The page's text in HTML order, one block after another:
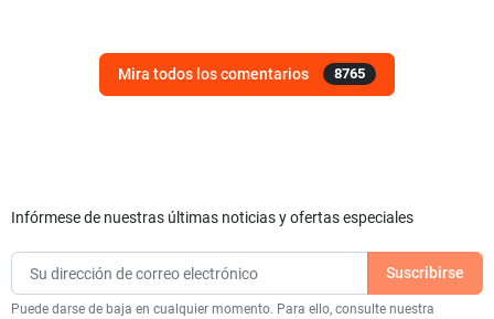
Mira todos los comentarios 8765
Infórmese de nuestras últimas noticias y ofertas especiales
Puede darse de baja en cualquier momento. Para ello, consulte nuestra